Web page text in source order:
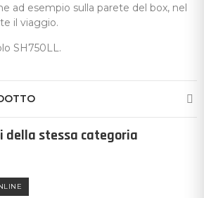
ad esempio sulla parete del box, nel
il viaggio.
SH750LL.
della stessa categoria